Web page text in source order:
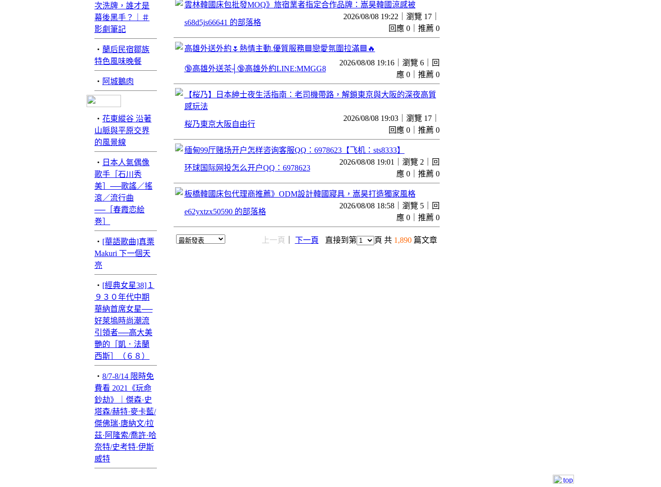
次洗牌，誰才是
幕後黑手？｜＃
影劇筆記
‧ 蘭后民宿鄒族
特色風味晚餐
‧ 阿城鵝肉
‧ 花東縱谷 沿著
山脈與平原交界
的風景線
‧ 日本人氣偶像
歌手［石川秀
美］──歌謠／搖
滾／流行曲
──［春霞恋絵
巻］
‧ [華語歌曲]真栗
Makuri 下一個天
亮
‧ [經典女星38]１
９３０年代中期
華納首席女星──
好萊塢時尚潮流
引領者──高大美
艷的［凱．法蘭
西斯］（６８）
‧ 8/7-8/14 限時免
費看 2021《玩命
鈔劫》｜傑森·史
塔森/赫特·麥卡藍/
傑佛瑞·唐納文/拉
茲·阿隆索/喬許·哈
奈特/史考特·伊斯
威特
雲林韓國床包批發MOQ》旅宿業者指定合作品牌：嵩昊韓國涼感被
s68d5js66641 的部落格
2026/08/08 19:22｜瀏覽 17｜
回應 0｜推薦 0
高雄外送外約🌷熱情主動.優質服務🟦戀愛氛圍拉滿🟦🔥
🔞高雄外送茶┤🔞高雄外約LINE:MMGG8
2026/08/08 19:16｜瀏覽 6｜回
應 0｜推薦 0
【桜乃】日本紳士夜生活指南：老司機帶路，解鎖東京與大阪的深夜高質
感玩法
桜乃東京大阪自由行
2026/08/08 19:03｜瀏覽 17｜
回應 0｜推薦 0
缅甸99厅赌场开户怎样咨询客服QQ：6978623【飞机：sts8333】
环球国际网投怎么开户QQ：6978623
2026/08/08 19:01｜瀏覽 2｜回
應 0｜推薦 0
板橋韓國床包代理商推薦》ODM設計韓國寢具，嵩昊打造獨家風格
e62yxtzx50590 的部落格
2026/08/08 18:58｜瀏覽 5｜回
應 0｜推薦 0
上一頁 下一頁 直接到第 頁 共 1,890篇文章